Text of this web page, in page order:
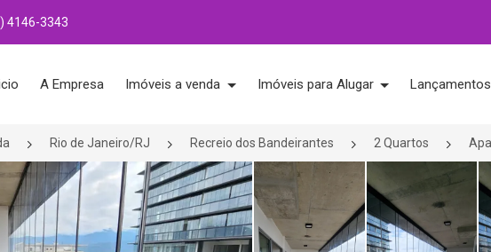
4146-3343
A Empresa Imóveis a venda Imóveis para Alugar Lançamentos
Rio de Janeiro/RJ Recreio dos Bandeirantes 2 Quartos